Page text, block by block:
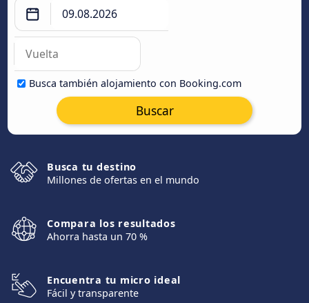
Busca también alojamiento con Booking.com
Buscar
Busca tu destino
Millones de ofertas en el mundo
Compara los resultados
Ahorra hasta un 70 %
Encuentra tu micro ideal
Fácil y transparente